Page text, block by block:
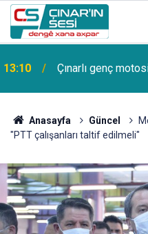
13:10 Çınarlı genç
Anasayfa Güncel
"PTT çalışanları taltif edilmeli"